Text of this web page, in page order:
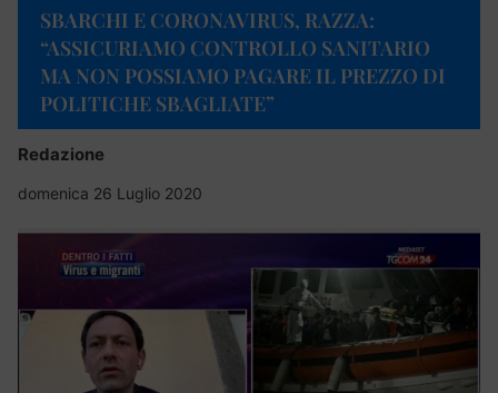
SBARCHI E CORONAVIRUS, RAZZA:
“ASSICURIAMO CONTROLLO SANITARIO
MA NON POSSIAMO PAGARE IL PREZZO DI
POLITICHE SBAGLIATE”
Redazione
domenica 26 Luglio 2020